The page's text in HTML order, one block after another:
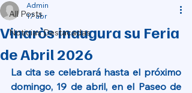
All Posts
Noticias Destacadas
Vinaròs inaugura su Feria
de Abril 2026
Admin
17 abr
La cita se celebrará hasta el próximo
domingo, 19 de abril, en el Paseo de